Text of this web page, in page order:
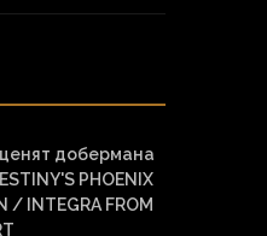
добермана
PHOENIX
/ INTEGRA FROM